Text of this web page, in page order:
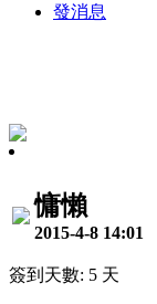
發消息
慵懶
2015-4-8 14:01
簽到天數: 5 天